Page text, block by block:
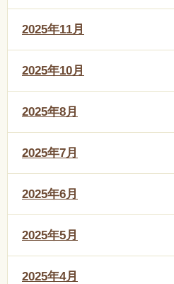
2025年11月
2025年10月
2025年8月
2025年7月
2025年6月
2025年5月
2025年4月